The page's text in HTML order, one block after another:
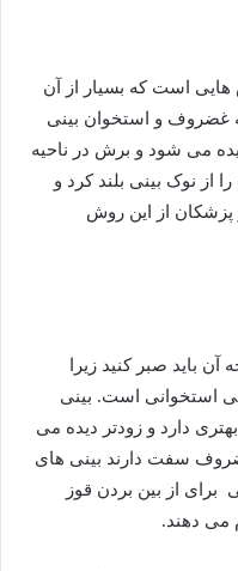
است که بسیار از آن
غضروف و استخوان بینی
می شود و برش در ناحیه
نوک بینی بلند کرد و
از این روش
آن باید صبر کنید زیرا
استخوانی است. بینی
دارد و زودتر دیده می
سفت دارند بینی های
برای از بین بردن قوز
می دهند.